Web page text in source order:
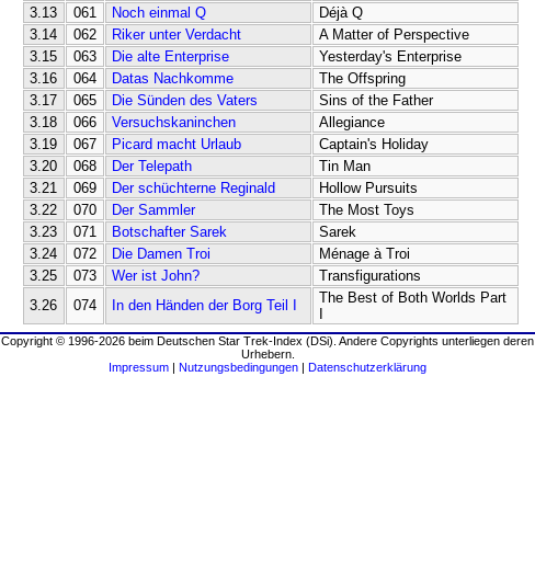
3.13
061 Noch einmal Q
Déjà Q
3.14
062 Riker unter Verdacht
A Matter of Perspective
3.15
063 Die alte Enterprise
Yesterday's Enterprise
3.16
064 Datas Nachkomme
The Offspring
3.17
065 Die Sünden des Vaters
Sins of the Father
3.18
066 Versuchskaninchen
Allegiance
3.19
067 Picard macht Urlaub
Captain's Holiday
3.20
068 Der Telepath
Tin Man
3.21
069 Der schüchterne Reginald
Hollow Pursuits
3.22
070 Der Sammler
The Most Toys
3.23
071 Botschafter Sarek
Sarek
3.24
072 Die Damen Troi
Ménage à Troi
3.25
073 Wer ist John?
Transfigurations
3.26
074 In den Händen der Borg Teil I
The Best of Both Worlds Part
Copyright © 1996-2026 beim Deutschen Star Trek-Index (DSi). Andere Copyrights unterliegen deren
Urhebern.
Impressum | Nutzungsbedingungen | Datenschutzerklärung